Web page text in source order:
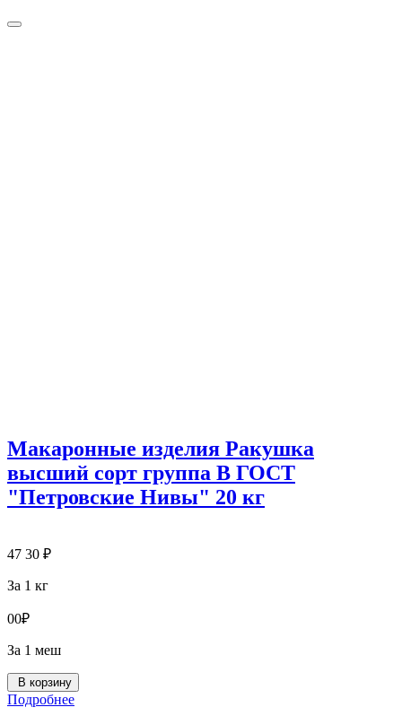
Макаронные изделия Ракушка
высший сорт группа В ГОСТ
"Петровские Нивы" 20 кг
47 30 ₽
За 1 кг
00₽
За 1 меш
В корзину
Подробнее